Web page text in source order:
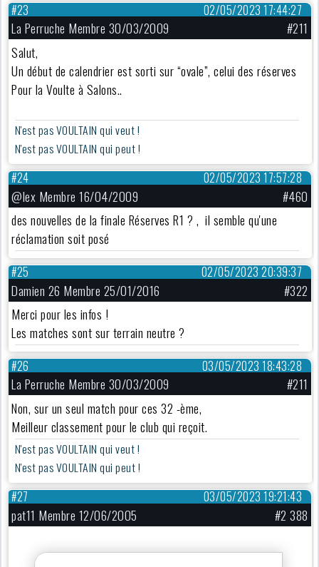
02/05/2023 17:44:27
#23
La Perruche Membre 30/03/2009
#211
Salut,
Un début de calendrier est sorti sur “ovale”, celui des réserves
Pour la Voulte à Salons..
N'est pas VOULTAIN qui veut !
N'est pas VOULTAIN qui peut !
02/05/2023 17:57:28
#24
@lex Membre 16/04/2009
#460
des nouvelles de la finale Réserves R1 ? , il semble qu'une
réclamation soit posé
02/05/2023 20:39:37
#25
Damien 26 Membre 25/01/2016
#322
Merci pour les infos !
Les matches sont sur terrain neutre ?
03/05/2023 18:43:28
#26
La Perruche Membre 30/03/2009
#211
Non, sur un seul match pour ces 32 -ème,
Meilleur classement pour le club qui reçoit.
N'est pas VOULTAIN qui veut !
N'est pas VOULTAIN qui peut !
03/05/2023 19:21:43
#27
pat11 Membre 12/06/2005 #2 388